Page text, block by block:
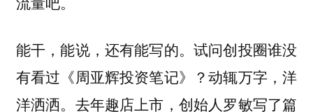
能干，能说，还有能写的。试问创投圈谁没
有看过《周亚辉投资笔记》？动辄万字，洋
洋洒洒。去年趣店上市，创始人罗敏写了篇